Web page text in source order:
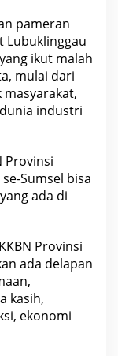
pameran
Lubuklinggau
ikut malah
mulai dari
industri
Provinsi
Sumsel bisa
ada di
Provinsi
ada delapan
kasih,
ekonomi